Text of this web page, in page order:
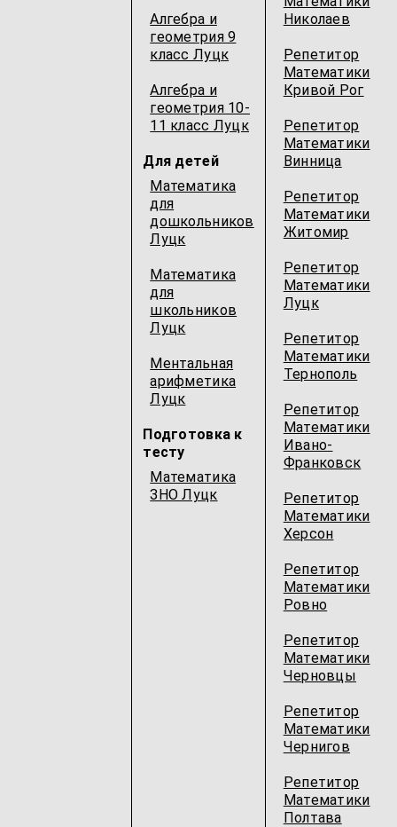
Алгебра и
геометрия 9
класс Луцк
Алгебра и
геометрия 10-
11 класс Луцк
Для детей
Математика
для
дошкольников
Луцк
Математика
для
школьников
Луцк
Ментальная
арифметика
Луцк
Подготовка к
тесту
Математика
ЗНО Луцк
Николаев
Репетитор
Математики
Кривой Рог
Репетитор
Математики
Винница
Репетитор
Математики
Житомир
Репетитор
Математики
Луцк
Репетитор
Математики
Тернополь
Репетитор
Математики
Ивано-
Франковск
Репетитор
Математики
Херсон
Репетитор
Математики
Ровно
Репетитор
Математики
Черновцы
Репетитор
Математики
Чернигов
Репетитор
Математики
Полтава